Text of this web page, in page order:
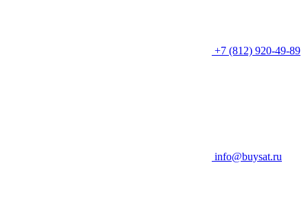
+7 (812) 920-49-89
info@buysat.ru